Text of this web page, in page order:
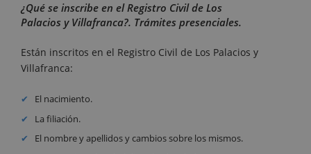
¿Qué se inscribe en el Registro Civil de Los
Palacios y Villafranca?. Trámites presenciales.
Están inscritos en el Registro Civil de Los Palacios y
Villafranca:
El nacimiento.
La filiación.
El nombre y apellidos y cambios sobre los mismos.